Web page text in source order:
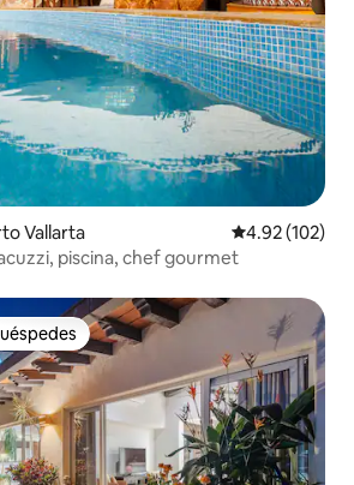
Vallarta Calificación
4.92 (102)
piscina, chef gourmet
entre huéspedes